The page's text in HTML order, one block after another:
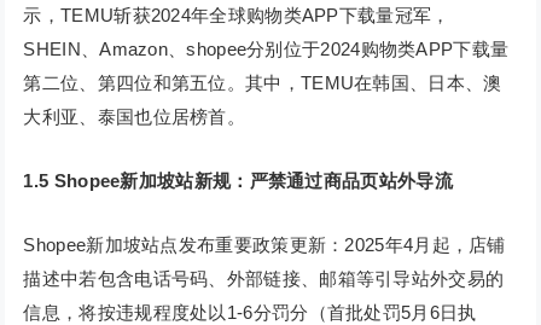
示，TEMU斩获2024年全球购物类APP下载量冠军，
SHEIN、Amazon、shopee分别位于2024购物类APP下载量
第二位、第四位和第五位。其中，TEMU在韩国、日本、澳
大利亚、泰国也位居榜首。
1.5 Shopee新加坡站新规：严禁通过商品页站外导流
Shopee新加坡站点发布重要政策更新：2025年4月起，店铺
描述中若包含电话号码、外部链接、邮箱等引导站外交易的
信息，将按违规程度处以1-6分罚分（首批处罚5月6日执